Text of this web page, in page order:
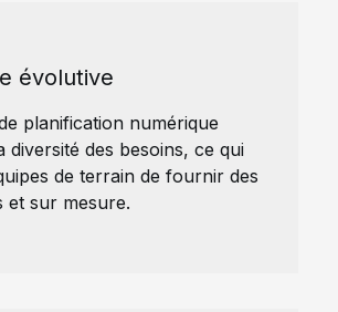
évolutive
planification numérique
diversité des besoins, ce qui
de terrain de fournir des
et sur mesure.